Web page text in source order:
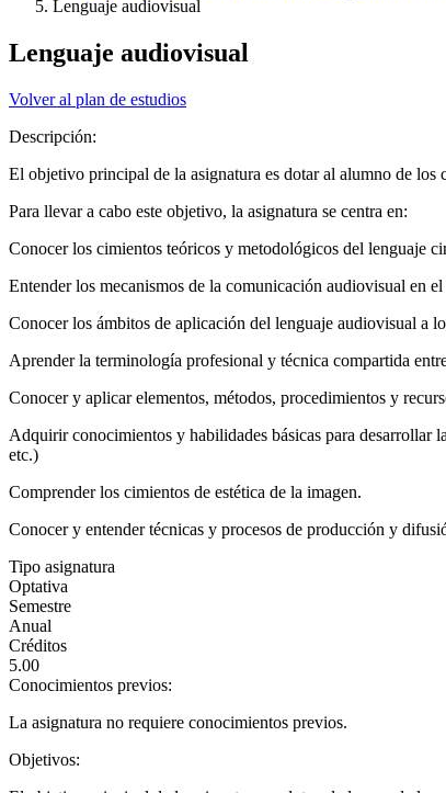
Lenguaje audiovisual
Lenguaje audiovisual
Volver al plan de estudios
Descripción:
El objetivo principal de la asignatura es dotar al alumno de
Para llevar a cabo este objetivo, la asignatura se centra en:
Conocer los cimientos teóricos y metodológicos del lenguaje
Entender los mecanismos de la comunicación audiovisual en
Conocer los ámbitos de aplicación del lenguaje audiovisual a
Aprender la terminología profesional y técnica compartida
Conocer y aplicar elementos, métodos, procedimientos y
Adquirir conocimientos y habilidades básicas para
etc.)
Comprender los cimientos de estética de la imagen.
Conocer y entender técnicas y procesos de producción y
Tipo asignatura
Optativa
Semestre
Anual
Créditos
5.00
Conocimientos previos:
La asignatura no requiere conocimientos previos.
Objetivos: